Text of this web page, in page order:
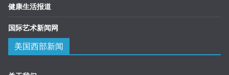
健康生活报道
国际艺术新闻网
美国西部新闻